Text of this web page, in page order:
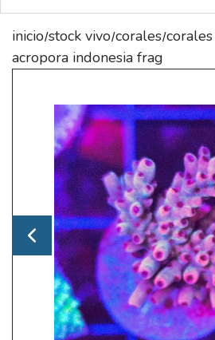
inicio/stock vivo/corales/
acropora indonesia frag